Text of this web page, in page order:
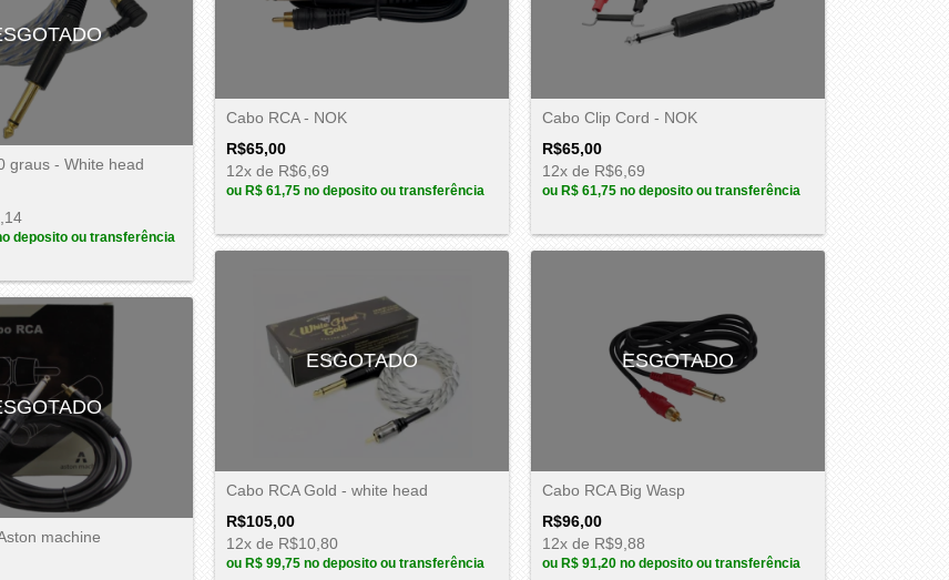
graus - White head
deposito ou transferência
Cabo RCA - NOK
R$65,00
12x de R$6,69
ou R$ 61,75 no deposito ou transferência
Cabo Clip Cord - NOK
R$65,00
12x de R$6,69
ou R$ 61,75 no deposito ou transferência
machine
ESGOTADO
Cabo RCA Gold - white head
R$105,00
12x de R$10,80
ou R$ 99,75 no deposito ou transferência
ESGOTADO
Cabo RCA Big Wasp
R$96,00
12x de R$9,88
ou R$ 91,20 no deposito ou transferência